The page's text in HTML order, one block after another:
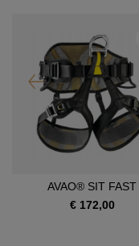
AVAO® SIT FAST
€ 172,00